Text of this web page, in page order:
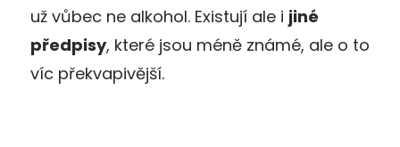
už vůbec ne alkohol. Existují ale i jiné
předpisy, které jsou méně známé, ale o to
víc překvapivější.